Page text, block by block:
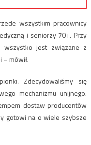
wszystkim pracownicy
i seniorzy 70+. Przy
wszystko jest związane z
mówił.
Zdecydowaliśmy się
mechanizmu unijnego.
dostaw producentów
gotowi na o wiele szybsze